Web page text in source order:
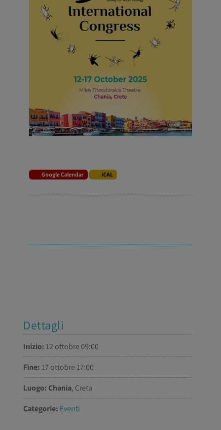
Google Calendar iCAL
Dettagli
Inizio: 12 ottobre 09:00
Fine: 17 ottobre 17:00
Luogo: Chania, Creta
Categorie: Eventi